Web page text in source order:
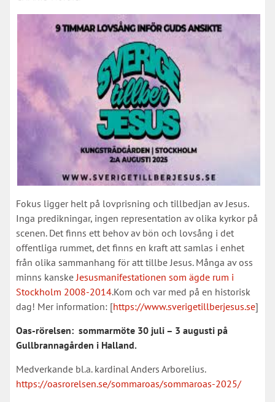
Fokus ligger helt på lovprisning och tillbedjan av Jesus.
Inga predikningar, ingen representation av olika kyrkor på
scenen. Det finns ett behov av bön och lovsång i det
offentliga rummet, det finns en kraft att samlas i enhet
från olika sammanhang för att tillbe Jesus. Många av oss
minns kanskeJesusmanifestationen som ägde rum i
Stockholm 2008-2014.Kom och var med på en historisk
dag! Mer information: [https://www.sverigetillberjesus.se]
Oas-rörelsen: sommarmöte 30 juli – 3 augusti på
Gullbrannagården i Halland.
Medverkande bl.a. kardinal Anders Arborelius.
https://oasrorelsen.se/sommaroas/sommaroas-2025/